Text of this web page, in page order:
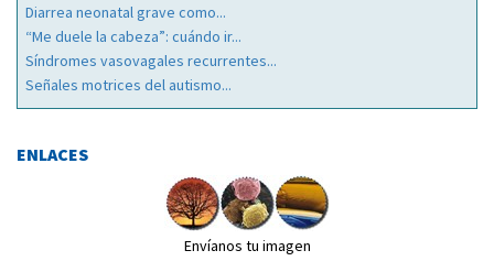
Diarrea neonatal grave como...
“Me duele la cabeza”: cuándo ir...
Síndromes vasovagales recurrentes...
Señales motrices del autismo...
ENLACES
Envíanos tu imagen